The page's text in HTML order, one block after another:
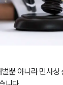
뿐 아니라 민사상